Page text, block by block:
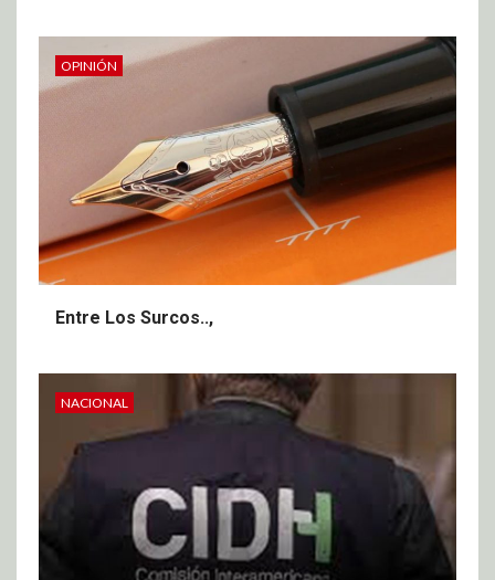
OPINIÓN
Entre Los Surcos..,
NACIONAL